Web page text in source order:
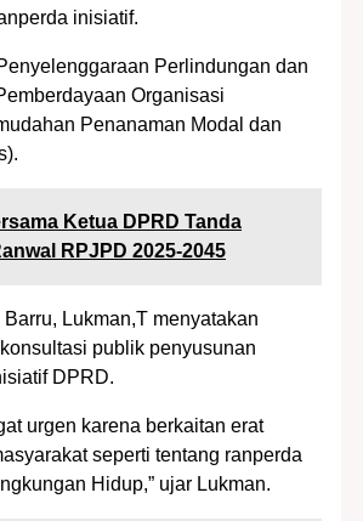
inisiatif.
Perlindungan dan
Organisasi
Penanaman Modal dan
Ketua DPRD Tanda
RPJPD 2025-2045
Lukman,T menyatakan
publik penyusunan
DPRD.
urgen karena berkaitan erat
seperti tentang ranperda
Hidup,” ujar Lukman.